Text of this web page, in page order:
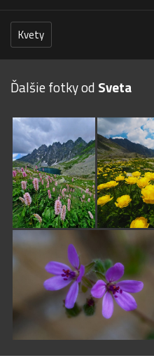
Kvety
Ďalšie fotky od Sveta